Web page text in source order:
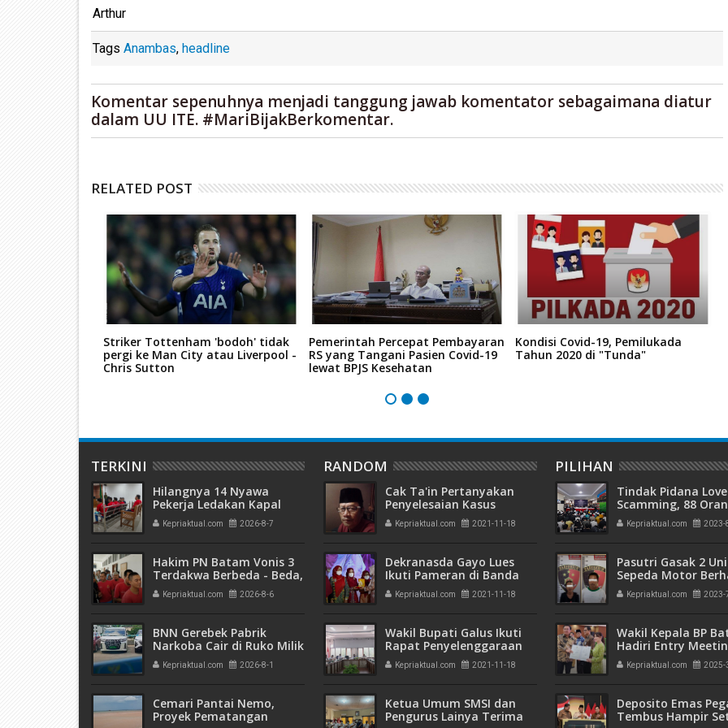
Arthur
Tags Anambas, headline
Komentar sepenuhnya menjadi tanggung jawab komentator sebagaimana diatur
dalam UU ITE. #MariBijakBerkomentar.
RELATED POST
Striker Tottenham 'bodoh' tidak
pergi ke Man City atau Liverpool -
Chris Sutton
Pemerintah Percepat Pembayaran
RS yang Tangani Pasien Covid-19
lewat BPJS Kesehatan
Kondisi Covid-19, Pemilukada
Tahun 2020 di "Tunda"
TERKINI
Hilangnya 14 Nyawa
Pekerja Ledakan Kapal
Tanker di PT ASL Shipyard,
WNA Kim Dong Gyun
Bulan
Kepriaktual.com 2026-8-7
Hakim PN Batam Vonis 3
Terdakwa Berbeda - Beda,
Fahrurazi Muazamsyah 8
Bulan, Azzah Azzurah dan
Bulan
Kepriaktual.com 2026-8-6
BNN Gerebek Pabrik
Narkoba Cair di Ruko Milik
AHr, Alphard Disita
Terdaftar Atas Nama PT
Kepriaktual.com 2026-8-1
Cemari Pantai Nemo,
Proyek Pematangan
RANDOM
Cak Ta'in Pertanyakan
Penyelesaian Kasus
Rekening Penampungan
Pemko Batam di Bank
Kepriaktual.com 2021-11-18
Dekranasda Gayo Lues
Ikuti Pameran di Banda
AcehKepriaktual.com 2021-11-18
Wakil Bupati Galus Ikuti
Rapat Penyelenggaraan
FGD-SDI-PST
Kepriaktual.com 2021-11-18
Ketua Umum SMSI dan
Pengurus Lainya Terima
PILIHAN
Tindak Pidana Love
Scamming, 88
Pelaku Ditangkap
Kepri dan Polisi
Kepriaktual.com 2023-
Pasutri Gasak 2
Sepeda Motor
Ringkus Polisi
Kepriaktual.com 2023-
Wakil Kepala BP
Hadiri Entry
Komitmen
Pengelolaan
Akuntabel
Kepriaktual.com 2025-
Deposito Emas
Tembus Hampir